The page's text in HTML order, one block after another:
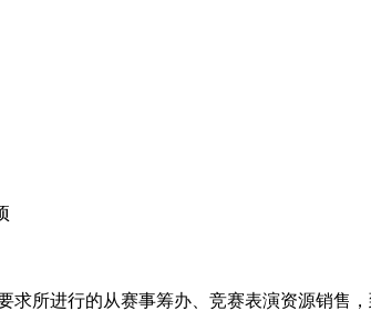
进行的从赛事筹办、竞赛表演资源销售